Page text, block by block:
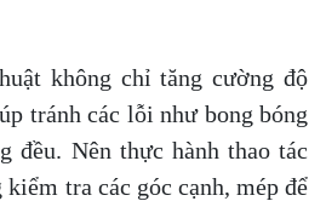
không chỉ tăng cường độ
tránh các lỗi như bong bóng
đều. Nên thực hành thao tác
kiểm tra các góc cạnh, mép để